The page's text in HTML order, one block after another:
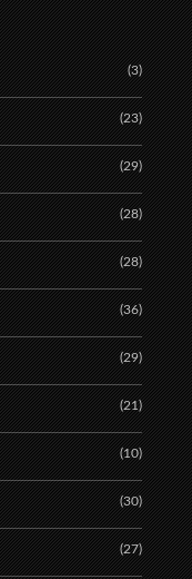
(3)
(23)
(29)
(28)
(28)
(36)
(29)
(21)
(10)
(30)
(27)